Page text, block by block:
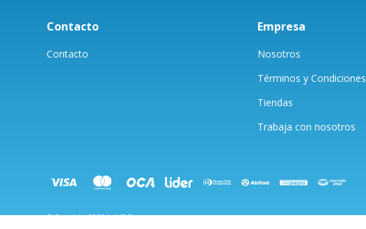
Contacto
Contacto
Empresa
Nosotros
Términos y Condiciones
Tiendas
Trabaja con nosotros
© Copyright 2026 / AUF Store